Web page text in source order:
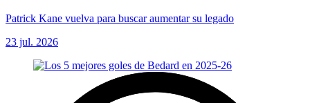
Patrick Kane vuelva para buscar aumentar su legado
23 jul. 2026